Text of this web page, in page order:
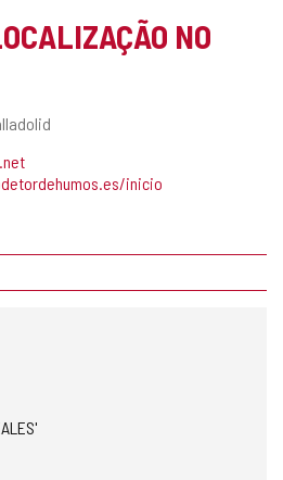
NO
(
a
c
e
inicio